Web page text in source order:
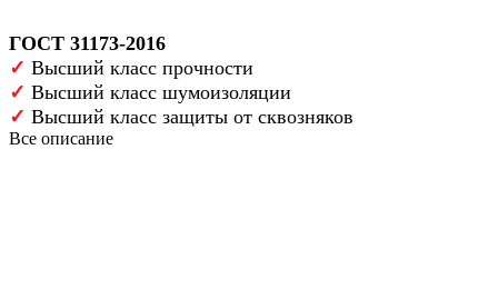
ГОСТ 31173-2016
✓ Высший класс прочности
✓ Высший класс шумоизоляции
✓ Высший класс защиты от сквозняков
Все описание